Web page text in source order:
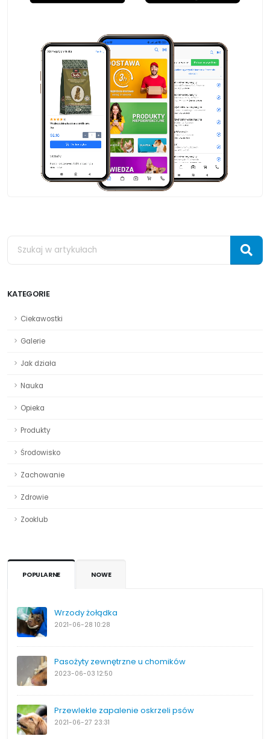
KATEGORIE
Ciekawostki
Galerie
Jak działa
Nauka
Opieka
Produkty
Środowisko
Zachowanie
Zdrowie
Zooklub
POPULARNE NOWE
Wrzody żołądka
2021-06-28 10:28
Pasożyty zewnętrzne u chomików
2023-06-03 12:50
Przewlekle zapalenie oskrzeli psów
2021-06-27 23:31